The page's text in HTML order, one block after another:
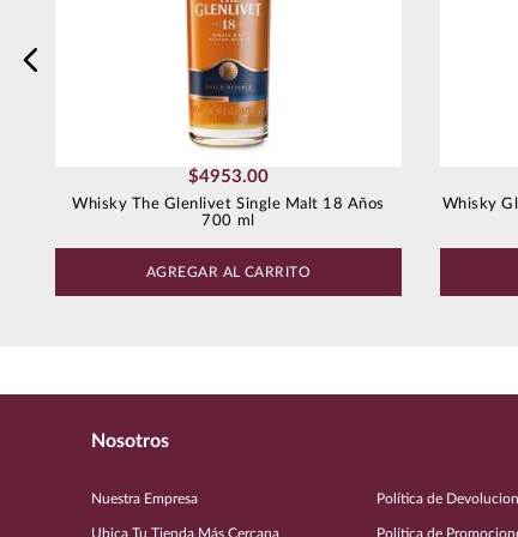
Enviar comentario
$4953.00
Whisky The Glenlivet Single Malt 18 Años
700 ml
AGREGAR AL CARRITO
Whisky
Nosotros
Nuestra Empresa
Ubica Tu Tienda Más Cercana
Política de
Política de